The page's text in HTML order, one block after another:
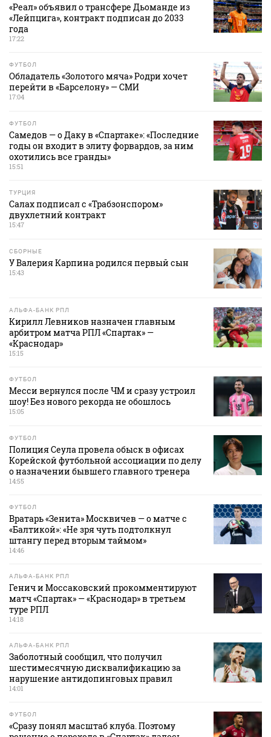
«Реал» объявил о трансфере Дьоманде из
«Лейпцига», контракт подписан до 2033
года
17:22
ФУТБОЛ
Обладатель «Золотого мяча» Родри хочет
перейти в «Барселону» — СМИ
17:04
ФУТБОЛ
Самедов — о Даку в «Спартаке»: «Последние
годы он входит в элиту форвардов, за ним
охотились все гранды»
15:51
ТУРЦИЯ
Салах подписал с «Трабзонспором»
двухлетний контракт
15:47
СБОРНЫЕ
У Валерия Карпина родился первый сын
15:43
АЛЬФА-БАНК РПЛ
Кирилл Левников назначен главным
арбитром матча РПЛ «Спартак» —
«Краснодар»
15:15
ФУТБОЛ
Месси вернулся после ЧМ и сразу устроил
шоу! Без нового рекорда не обошлось
15:05
ФУТБОЛ
Полиция Сеула провела обыск в офисах
Корейской футбольной ассоциации по делу
о назначении бывшего главного тренера
14:55
ФУТБОЛ
Вратарь «Зенита» Москвичев — о матче с
«Балтикой»: «Не зря чуть подтолкнул
штангу перед вторым таймом»
14:46
АЛЬФА-БАНК РПЛ
Генич и Моссаковский прокомментируют
матч «Спартак» — «Краснодар» в третьем
туре РПЛ
14:18
АЛЬФА-БАНК РПЛ
Заболотный сообщил, что получил
шестимесячную дисквалификацию за
нарушение антидопинговых правил
14:01
ФУТБОЛ
«Сразу понял масштаб клуба. Поэтому